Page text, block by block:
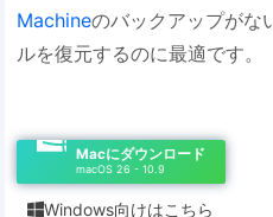
Machineのバックアップがな
ルを復元するのに最適です。
Macにダウンロード
macOS 26 - 10.9
Windows向けはこちら